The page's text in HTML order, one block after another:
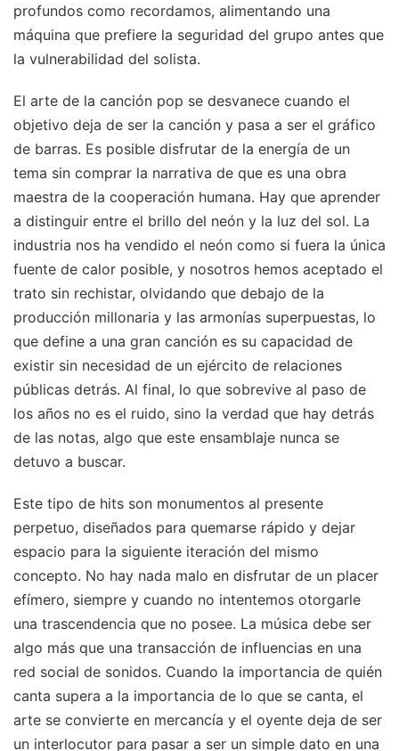
profundos como recordamos, alimentando una
máquina que prefiere la seguridad del grupo antes que
la vulnerabilidad del solista.
El arte de la canción pop se desvanece cuando el
objetivo deja de ser la canción y pasa a ser el gráfico
de barras. Es posible disfrutar de la energía de un
tema sin comprar la narrativa de que es una obra
maestra de la cooperación humana. Hay que aprender
a distinguir entre el brillo del neón y la luz del sol. La
industria nos ha vendido el neón como si fuera la única
fuente de calor posible, y nosotros hemos aceptado el
trato sin rechistar, olvidando que debajo de la
producción millonaria y las armonías superpuestas, lo
que define a una gran canción es su capacidad de
existir sin necesidad de un ejército de relaciones
públicas detrás. Al final, lo que sobrevive al paso de
los años no es el ruido, sino la verdad que hay detrás
de las notas, algo que este ensamblaje nunca se
detuvo a buscar.
Este tipo de hits son monumentos al presente
perpetuo, diseñados para quemarse rápido y dejar
espacio para la siguiente iteración del mismo
concepto. No hay nada malo en disfrutar de un placer
efímero, siempre y cuando no intentemos otorgarle
una trascendencia que no posee. La música debe ser
algo más que una transacción de influencias en una
red social de sonidos. Cuando la importancia de quién
canta supera a la importancia de lo que se canta, el
arte se convierte en mercancía y el oyente deja de ser
un interlocutor para pasar a ser un simple dato en una